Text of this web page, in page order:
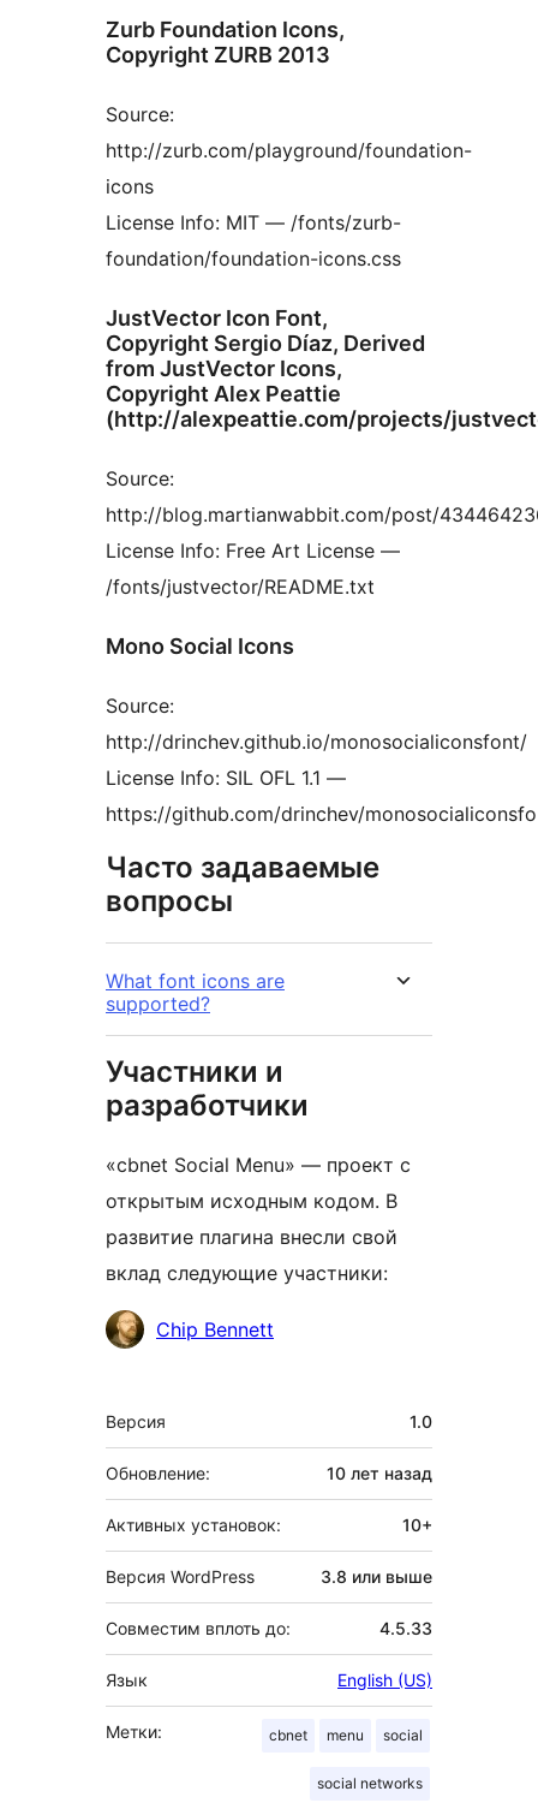
Zurb Foundation Icons,
Copyright ZURB 2013
Source:
http://zurb.com/playground/foundation-
icons
License Info: MIT — /fonts/zurb-
foundation/foundation-icons.css
JustVector Icon Font,
Copyright Sergio Díaz, Derived
from JustVector Icons,
Copyright Alex Peattie
(http://alexpeattie.com/projects/
Source:
http://blog.martianwabbit.com/post/
License Info: Free Art License —
/fonts/justvector/README.txt
Mono Social Icons
Source:
http://drinchev.github.io/monosocialiconsfont/
License Info: SIL OFL 1.1 —
https://github.com/drinchev/
Часто задаваемые
вопросы
What font icons are
supported?
Участники и
разработчики
«cbnet Social Menu» — проект с
открытым исходным кодом. В
развитие плагина внесли свой
вклад следующие участники:
УчастникиChip Bennett
Мета
Версия 1.0
Обновление: 10 лет назад
Активных установок: 10+
Версия WordPress 3.8 или выше
Совместим вплоть до: 4.5.33
Язык English (US)
Метки: cbnet menu social
social networks